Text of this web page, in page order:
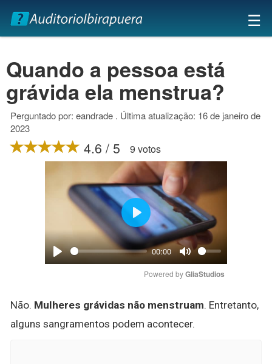
×
☰
Quando a pessoa está
grávida ela menstrua?
Perguntado por: eandrade . Última atualização: 16 de janeiro de
2023
4.6 / 5 9 votos
Play
00:00
Mute
Play
Powered by GliaStudios
Não. Mulheres grávidas não menstruam. Entretanto,
alguns sangramentos podem acontecer.